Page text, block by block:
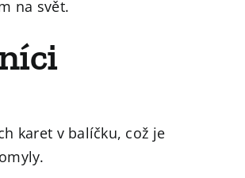
na svět.
karet v balíčku, což je